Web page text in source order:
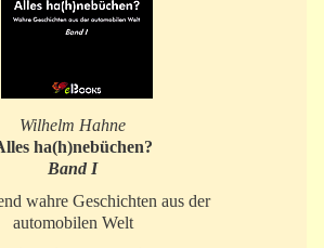
Wilhelm Hahne
ha(h)nebüchen?
Band I
wahre Geschichten aus der
automobilen Welt